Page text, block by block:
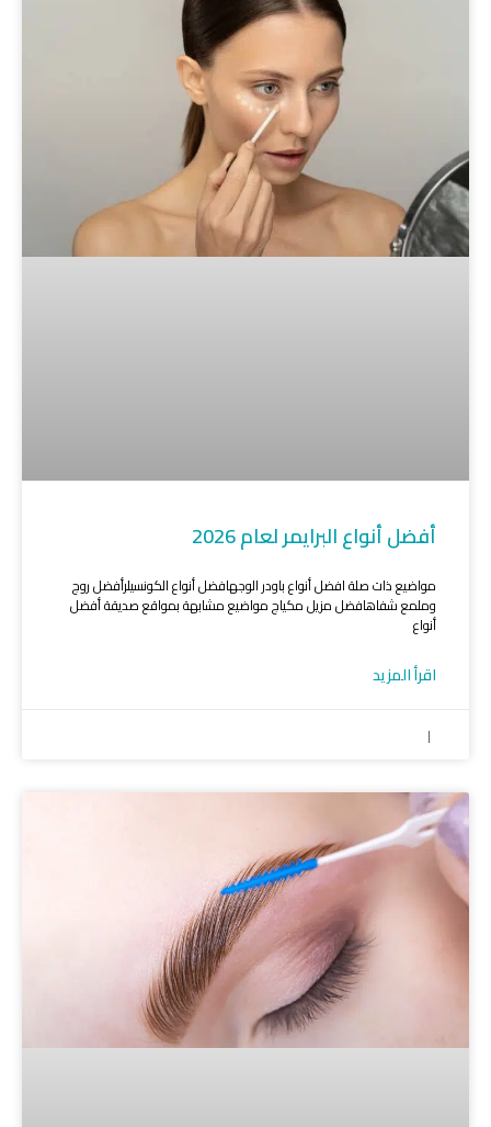
أفضل أنواع البرايمر لعام 2026
مواضيع ذات صلة افضل أنواع باودر الوجهافضل أنواع الكونسيلرأفضل روج
وملمع شفاهافضل مزيل مكياج مواضيع مشابهة بمواقع صديقة أفضل
أنواع
اقرأ المزيد